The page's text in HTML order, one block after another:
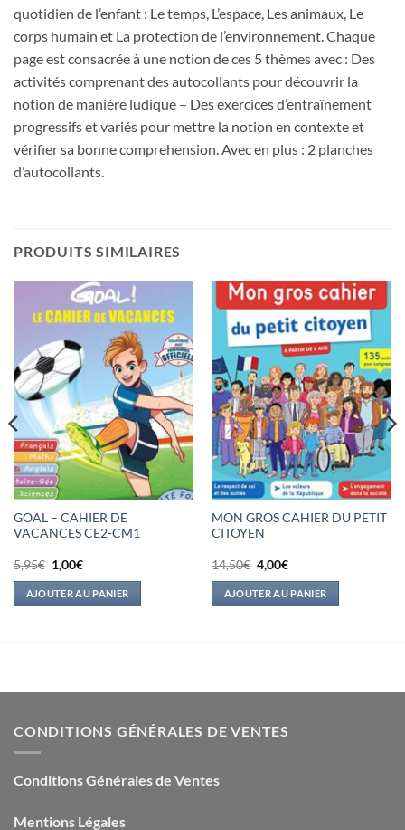
quotidien de l’enfant : Le temps, L’espace, Les animaux, Le
corps humain et La protection de l’environnement. Chaque
page est consacrée à une notion de ces 5 thèmes avec : Des
activités comprenant des autocollants pour découvrir la
notion de manière ludique – Des exercices d’entraînement
progressifs et variés pour mettre la notion en contexte et
vérifier sa bonne comprehension. Avec en plus : 2 planches
d’autocollants.
PRODUITS SIMILAIRES
GOAL – CAHIER DE
VACANCES CE2-CM1
5,95€ Le
prix
initial
était :
5,95€.
1,00€Le
actuel
est :
1,00€.
AJOUTER AU PANIER
MON GROS CAHIER DU PETIT
CITOYEN
14,50€ Le
prix
initial
était :
14,50€.
4,00€Le
actuel
est :
4,00€.
AJOUTER AU PANIER
CONDITIONS GÉNÉRALES DE VENTES
Conditions Générales de Ventes
Mentions Légales